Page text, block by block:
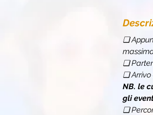
❏
❏
❏ Arrivo
NB. le
gli
❏